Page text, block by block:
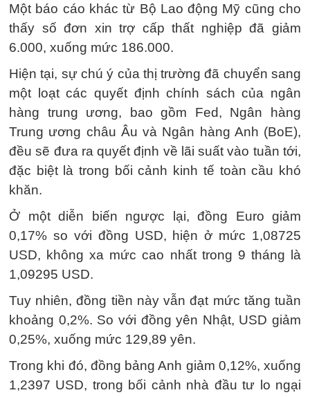
Một báo cáo khác từ Bộ Lao động Mỹ cũng cho
thấy số đơn xin trợ cấp thất nghiệp đã giảm
6.000, xuống mức 186.000.
Hiện tại, sự chú ý của thị trường đã chuyển sang
một loạt các quyết định chính sách của ngân
hàng trung ương, bao gồm Fed, Ngân hàng
Trung ương châu Âu và Ngân hàng Anh (BoE),
đều sẽ đưa ra quyết định về lãi suất vào tuần tới,
đặc biệt là trong bối cảnh kinh tế toàn cầu khó
khăn.
Ở một diễn biến ngược lại, đồng Euro giảm
0,17% so với đồng USD, hiện ở mức 1,08725
USD, không xa mức cao nhất trong 9 tháng là
1,09295 USD.
Tuy nhiên, đồng tiền này vẫn đạt mức tăng tuần
khoảng 0,2%. So với đồng yên Nhật, USD giảm
0,25%, xuống mức 129,89 yên.
Trong khi đó, đồng bảng Anh giảm 0,12%, xuống
1,2397 USD, trong bối cảnh nhà đầu tư lo ngại